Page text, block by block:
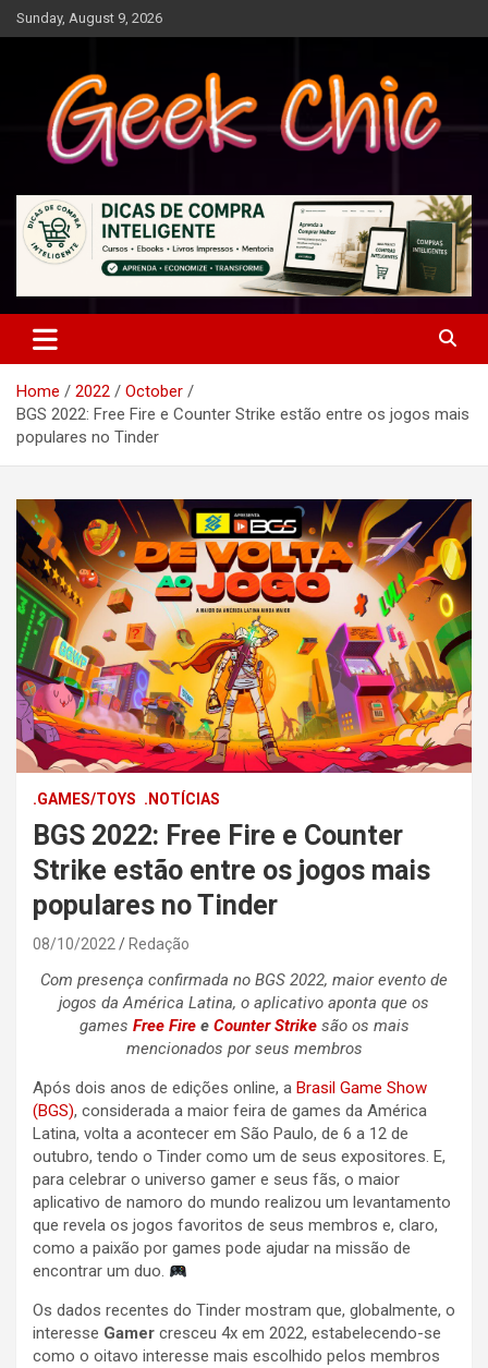
Skip
to
Sunday, August 9, 2026
Geek Chic
Home 2022
October
BGS 2022: Free Fire e Counter Strike estão entre os jogos mais
populares no Tinder
.GAMES/TOYS .NOTÍCIAS
BGS 2022: Free Fire e Counter
Strike estão entre os jogos mais
populares no Tinder
08/10/2022 Redação
Com presença confirmada no BGS 2022, maior evento de
jogos da América Latina, o aplicativo aponta que os
games Free Firee Counter Strikesão os mais
mencionados por seus membros
Após dois anos de edições online, a Brasil Game Show
(BGS), considerada a maior feira de games da América
Latina, volta a acontecer em São Paulo, de 6 a 12 de
outubro, tendo o Tinder como um de seus expositores. E,
para celebrar o universo gamer e seus fãs, o maior
aplicativo de namoro do mundo realizou um levantamento
que revela os jogos favoritos de seus membros e, claro,
como a paixão por games pode ajudar na missão de
encontrar um duo.
Os dados recentes do Tinder mostram que, globalmente, o
interesse Gamer cresceu 4x em 2022, estabelecendo-se
como o oitavo interesse mais escolhido pelos membros